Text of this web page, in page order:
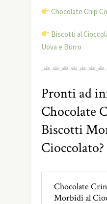
Chocolate Chip
Biscotti al
Uova e Burro
Pronti ad
Chocolate
Biscotti
Cioccolato?
Chocolate
Morbidi al